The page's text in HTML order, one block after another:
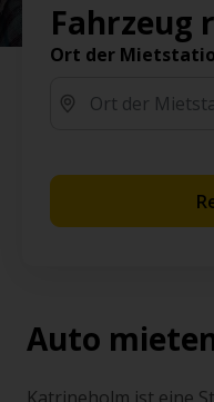
Fahrzeug
Ort der
Auto